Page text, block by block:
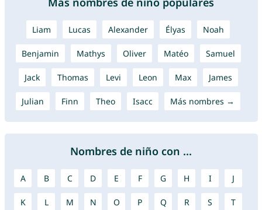
Liam Lucas Alexander Élyas Noah
Benjamin Mathys Oliver Matéo Samuel
Jack Thomas Levi Leon Max James
Julian Finn Theo Isacc Más nombres →
Nombres de niño con ...
A B C D E F G H I J
K L M N O P Q R S T